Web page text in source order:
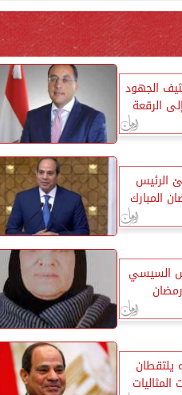
الجهود
إلى الرقعة
الرئيس
المبارك
السيسي
يلتقطان